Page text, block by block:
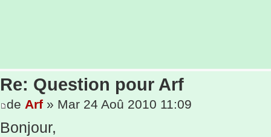
Re: Question pour Arf
de Arf » Mar 24 Aoû 2010 11:09
Bonjour,